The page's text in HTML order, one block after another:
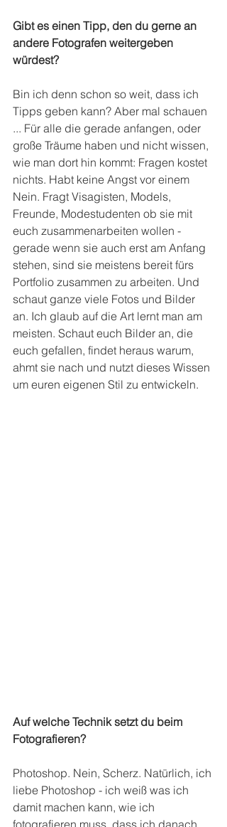
Gibt es einen Tipp, den du gerne an
andere Fotografen weitergeben
würdest?
Bin ich denn schon so weit, dass ich
Tipps geben kann? Aber mal schauen
... Für alle die gerade anfangen, oder
große Träume haben und nicht wissen,
wie man dort hin kommt: Fragen kostet
nichts. Habt keine Angst vor einem
Nein. Fragt Visagisten, Models,
Freunde, Modestudenten ob sie mit
euch zusammenarbeiten wollen -
gerade wenn sie auch erst am Anfang
stehen, sind sie meistens bereit fürs
Portfolio zusammen zu arbeiten. Und
schaut ganze viele Fotos und Bilder
an. Ich glaub auf die Art lernt man am
meisten. Schaut euch Bilder an, die
euch gefallen, findet heraus warum,
ahmt sie nach und nutzt dieses Wissen
um euren eigenen Stil zu entwickeln.
Auf welche Technik setzt du beim
Fotografieren?
Photoshop. Nein, Scherz. Natürlich, ich
liebe Photoshop - ich weiß was ich
damit machen kann, wie ich